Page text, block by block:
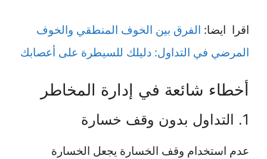
اقرا ايضا: الفرق بين الخوف المنطقي والخوف
المرضي في التداول: دليلك للسيطرة على أعصابك
أخطاء شائعة في إدارة المخاطر
1. التداول بدون وقف خسارة
عدم استخدام وقف الخسارة يجعل الخسارة